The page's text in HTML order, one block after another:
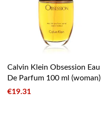
Calvin Klein Obsession Eau
De Parfum 100 ml (woman)
€19.31